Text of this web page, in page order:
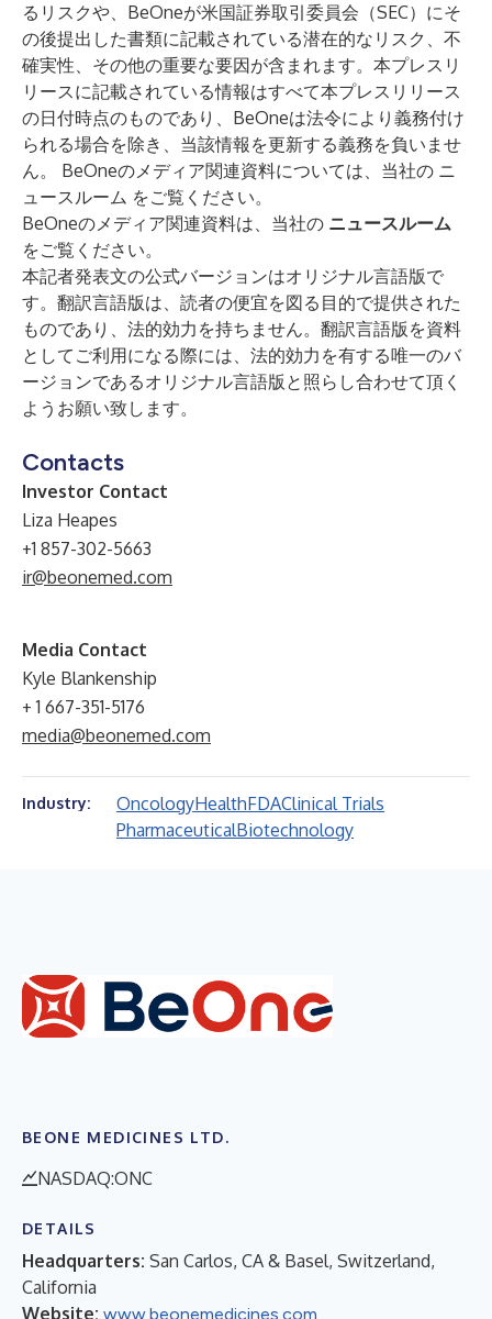
るリスクや、BeOneが米国証券取引委員会（SEC）にそ
の後提出した書類に記載されている潜在的なリスク、不
確実性、その他の重要な要因が含まれます。本プレスリ
リースに記載されている情報はすべて本プレスリリース
の日付時点のものであり、BeOneは法令により義務付け
られる場合を除き、当該情報を更新する義務を負いませ
ん。 BeOneのメディア関連資料については、当社の ニ
ュースルーム をご覧ください。
BeOneのメディア関連資料は、当社の ニュースルーム
をご覧ください。
本記者発表文の公式バージョンはオリジナル言語版で
す。翻訳言語版は、読者の便宜を図る目的で提供された
ものであり、法的効力を持ちません。翻訳言語版を資料
としてご利用になる際には、法的効力を有する唯一のバ
ージョンであるオリジナル言語版と照らし合わせて頂く
ようお願い致します。
Contacts
Investor Contact
Liza Heapes
+1 857-302-5663
ir@beonemed.com
Media Contact
Kyle Blankenship
+ 1 667-351-5176
media@beonemed.com
Industry: OncologyHealthFDAClinical Trials
PharmaceuticalBiotechnology
BEONE MEDICINES LTD.
NASDAQ:ONC
DETAILS
Headquarters: San Carlos, CA & Basel, Switzerland,
California
Website: www.beonemedicines.com